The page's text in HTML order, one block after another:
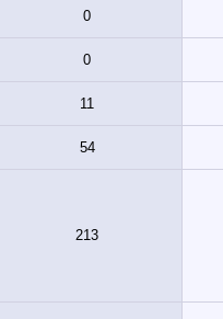
0
0
11
54
213